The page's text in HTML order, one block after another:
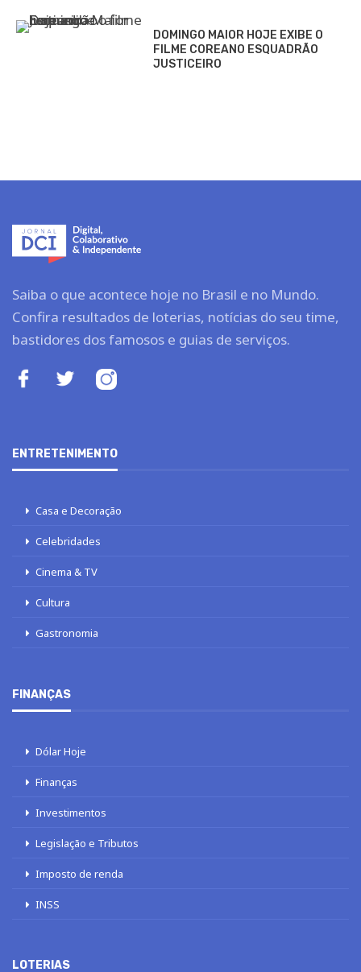
DOMINGO MAIOR HOJE EXIBE O
FILME COREANO ESQUADRÃO
JUSTICEIRO
Saiba o que acontece hoje no Brasil e no Mundo.
Confira resultados de loterias, notícias do seu time,
bastidores dos famosos e guias de serviços.
ENTRETENIMENTO
Casa e Decoração
Celebridades
Cinema & TV
Cultura
Gastronomia
FINANÇAS
Dólar Hoje
Finanças
Investimentos
Legislação e Tributos
Imposto de renda
INSS
LOTERIAS